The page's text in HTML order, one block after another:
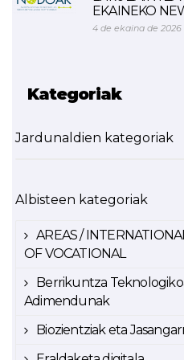
EKAINEKO
4 de ekaina de 2026
Kategoriak
Jardunaldien kategoriak
Albisteen kategoriak
AREAS /
OF VOCATIONAL
Berrikuntza
Adimendunak
Biozientziak eta